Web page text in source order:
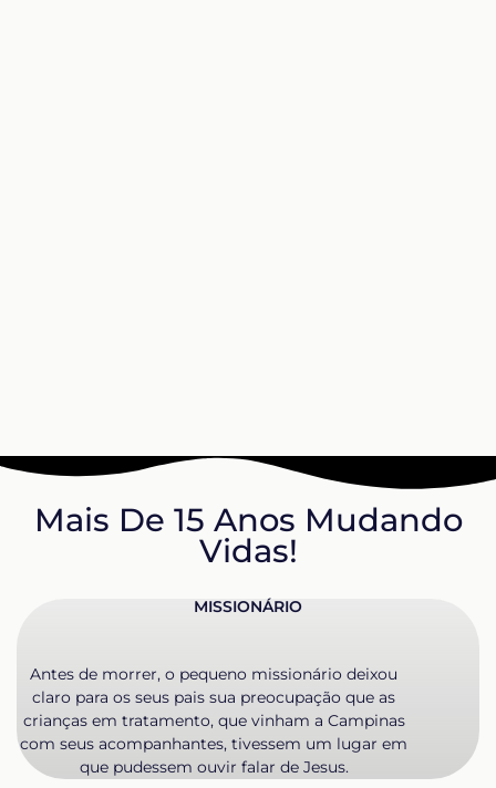
Mais De 15 Anos Mudando
Vidas!
MISSIONÁRIO
Antes de morrer, o pequeno missionário deixou
claro para os seus pais sua preocupação que as
crianças em tratamento, que vinham a Campinas
com seus acompanhantes, tivessem um lugar em
que pudessem ouvir falar de Jesus.